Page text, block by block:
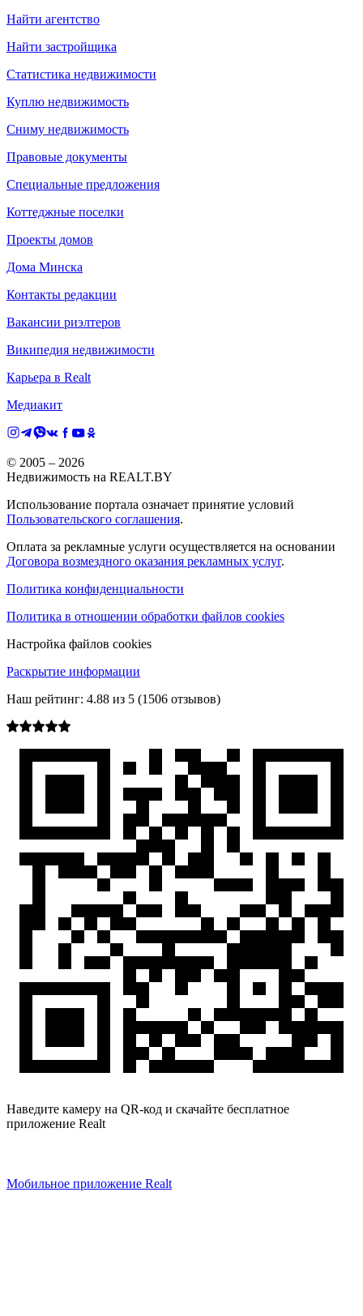
Найти агентство
Найти застройщика
Статистика недвижимости
Куплю недвижимость
Сниму недвижимость
Правовые документы
Специальные предложения
Коттеджные поселки
Проекты домов
Дома Минска
Контакты редакции
Вакансии риэлтеров
Википедия недвижимости
Карьера в Realt
Медиакит
© 2005 – 2026
Недвижимость на REALT.BY
Использование портала означает принятие условий
Пользовательского соглашения.
Оплата за рекламные услуги осуществляется на основании
Договора возмездного оказания рекламных услуг.
Политика конфиденциальности
Политика в отношении обработки файлов cookies
Настройка файлов cookies
Раскрытие информации
Наш рейтинг: 4.88 из 5 (1506 отзывов)
Наведите камеру на QR-код и скачайте бесплатное
приложение Realt
Мобильное приложение Realt